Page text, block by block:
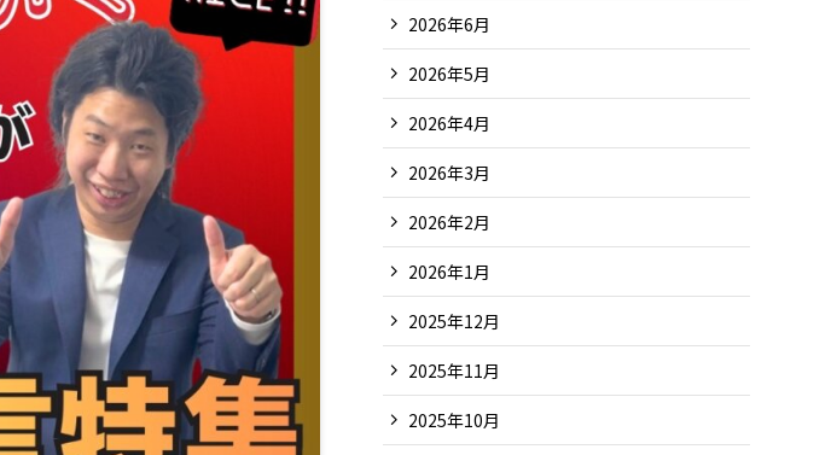
2026年6月
2026年5月
2026年4月
2026年3月
2026年2月
2026年1月
2025年12月
2025年11月
2025年10月